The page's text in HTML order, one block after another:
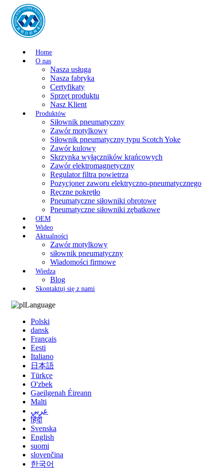
Home
O nas
Nasza usługa
Nasza fabryka
Certyfikaty
Sprzęt produktu
Nasz Klient
Produktów
Siłownik pneumatyczny
Zawór motylkowy
Siłownik pneumatyczny typu Scotch Yoke
Zawór kulowy
Skrzynka wyłączników krańcowych
Zawór elektromagnetyczny
Regulator filtra powietrza
Pozycjoner zaworu elektryczno-pneumatycznego
Ręczne pokrętło
Pneumatyczne siłowniki obrotowe
Pneumatyczne siłowniki zębatkowe
OEM
Wideo
Aktualności
Zawór motylkowy
siłownik pneumatyczny
Wiadomości firmowe
Wiedza
Blog
Skontaktuj się z nami
Language
Polski
dansk
Français
Eesti
Italiano
日本語
Türkçe
O'zbek
Gaeilgenah Éireann
Malti
عربي
हिंदी
Svenska
English
suomi
slovenčina
한국어